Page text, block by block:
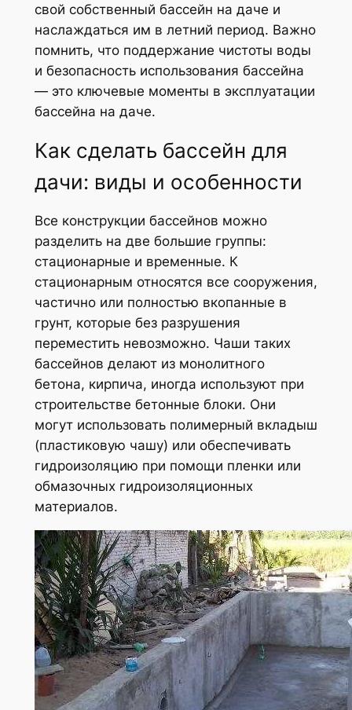
свой собственный бассейн на даче и
наслаждаться им в летний период. Важно
помнить, что поддержание чистоты воды
и безопасность использования бассейна
— это ключевые моменты в эксплуатации
бассейна на даче.
Как сделать бассейн для
дачи: виды и особенности
Все конструкции бассейнов можно
разделить на две большие группы:
стационарные и временные. К
стационарным относятся все сооружения,
частично или полностью вкопанные в
грунт, которые без разрушения
переместить невозможно. Чаши таких
бассейнов делают из монолитного
бетона, кирпича, иногда используют при
строительстве бетонные блоки. Они
могут использовать полимерный вкладыш
(пластиковую чашу) или обеспечивать
гидроизоляцию при помощи пленки или
обмазочных гидроизоляционных
материалов.